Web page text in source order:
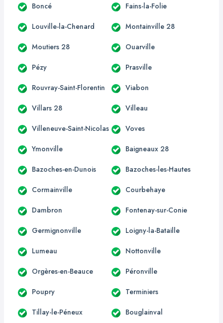
Boncé Fains-la-Folie
Louville-la-Chenard Montainville 28
Moutiers 28 Ouarville
Pézy Prasville
Rouvray-Saint-Florentin Viabon
Villars 28 Villeau
Villeneuve-Saint-Nicolas Voves
Ymonville Baigneaux 28
Bazoches-en-Dunois Bazoches-les-Hautes
Cormainville Courbehaye
Dambron Fontenay-sur-Conie
Germignonville Loigny-la-Bataille
Lumeau Nottonville
Orgères-en-Beauce Péronville
Poupry Terminiers
Tillay-le-Péneux Bouglainval